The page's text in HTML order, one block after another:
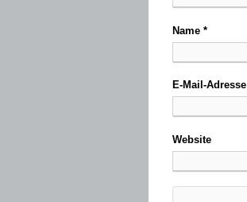
Name *
E-Mail-Adresse
Website